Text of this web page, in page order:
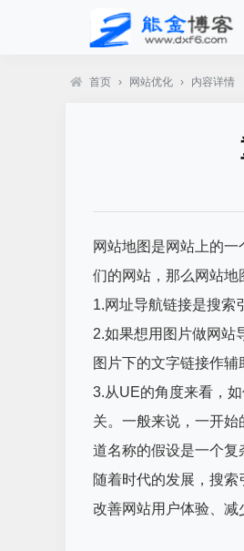
首页 › 网站优化 › 内容详情
网站地图是网站上的
们的网站，那么网站地
1.网址导航链接是搜索
2.如果想用图片做网站
图片下的文字链接作辅
3.从UE的角度来看，
关。一般来说，一开
道名称的假设是一个复
随着时代的发展，搜
改善网站用户体验、减